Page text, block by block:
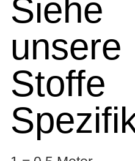
Siehe
unsere
Stoffe